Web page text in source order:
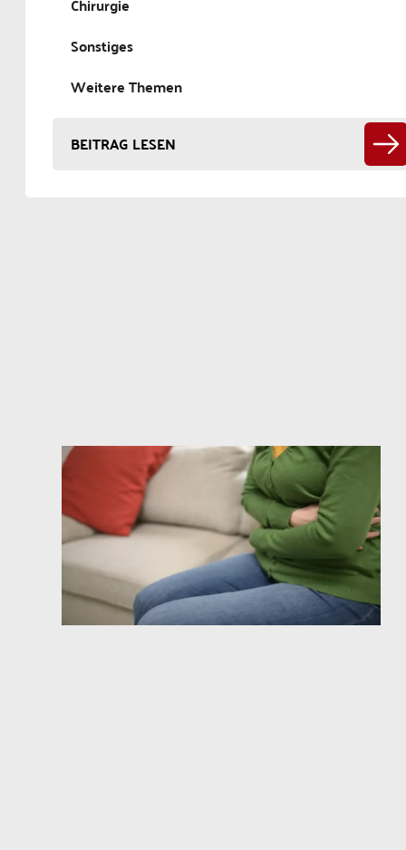
Sonstiges
Weitere Themen
BEITRAG LESEN